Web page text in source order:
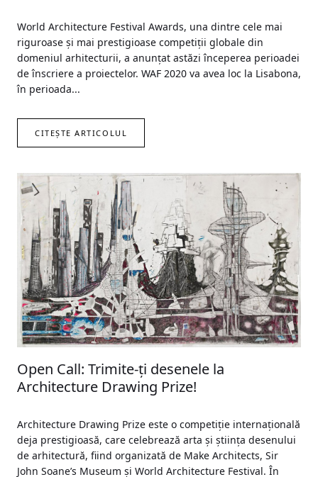
World Architecture Festival Awards, una dintre cele mai
riguroase și mai prestigioase competiții globale din
domeniul arhitecturii, a anunțat astăzi începerea perioadei
de înscriere a proiectelor. WAF 2020 va avea loc la Lisabona,
în perioada...
CITEȘTE ARTICOLUL
Open Call: Trimite-ți desenele la
Architecture Drawing Prize!
Architecture Drawing Prize este o competiție internațională
deja prestigioasă, care celebrează arta și știința desenului
de arhitectură, fiind organizată de Make Architects, Sir
John Soane’s Museum și World Architecture Festival. În